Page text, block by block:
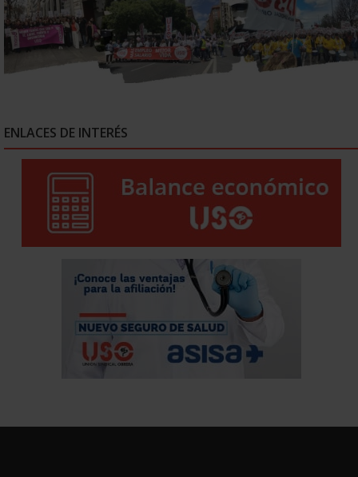
ENLACES DE INTERÉS